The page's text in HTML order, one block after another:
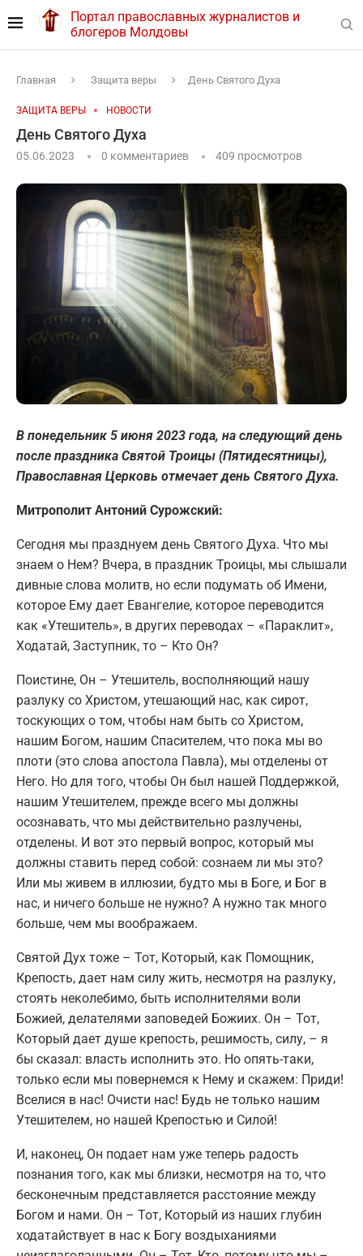
Портал православных журналистов и
блогеров Молдовы
Главная Защита веры День Святого Духа
ЗАЩИТА ВЕРЫ НОВОСТИ
День Святого Духа
05.06.2023 0 комментариев 409 просмотров
В понедельник 5 июня 2023 года, на следующий день
после праздника Святой Троицы (Пятидесятницы),
Православная Церковь отмечает день Святого Духа.
Митрополит Антоний Сурожский:
Сегодня мы празднуем день Святого Духа. Что мы
знаем о Нем? Вчера, в праздник Троицы, мы слышали
дивные слова молитв, но если подумать об Имени,
которое Ему дает Евангелие, которое переводится
как «Утешитель», в других переводах – «Параклит»,
Ходатай, Заступник, то – Кто Он?
Поистине, Он – Утешитель, восполняющий нашу
разлуку со Христом, утешающий нас, как сирот,
тоскующих о том, чтобы нам быть со Христом,
нашим Богом, нашим Спасителем, что пока мы во
плоти (это слова апостола Павла), мы отделены от
Него. Но для того, чтобы Он был нашей Поддержкой,
нашим Утешителем, прежде всего мы должны
осознавать, что мы действительно разлучены,
отделены. И вот это первый вопрос, который мы
должны ставить перед собой: сознаем ли мы это?
Или мы живем в иллюзии, будто мы в Боге, и Бог в
нас, и ничего больше не нужно? А нужно так много
больше, чем мы воображаем.
Святой Дух тоже – Тот, Который, как Помощник,
Крепость, дает нам силу жить, несмотря на разлуку,
стоять неколебимо, быть исполнителями воли
Божией, делателями заповедей Божиих. Он – Тот,
Который дает душе крепость, решимость, силу, – я
бы сказал: власть исполнить это. Но опять-таки,
только если мы повернемся к Нему и скажем: Приди!
Вселися в нас! Очисти нас! Будь не только нашим
Утешителем, но нашей Крепостью и Силой!
И, наконец, Он подает нам уже теперь радость
познания того, как мы близки, несмотря на то, что
бесконечным представляется расстояние между
Богом и нами. Он – Тот, Который из наших глубин
ходатайствует в нас к Богу воздыханиями